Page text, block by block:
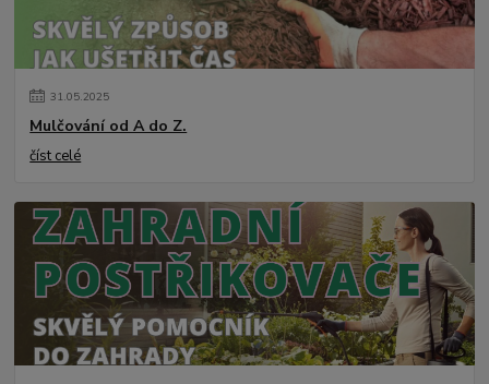
31.05.2025
Mulčování od A do Z.
číst celé